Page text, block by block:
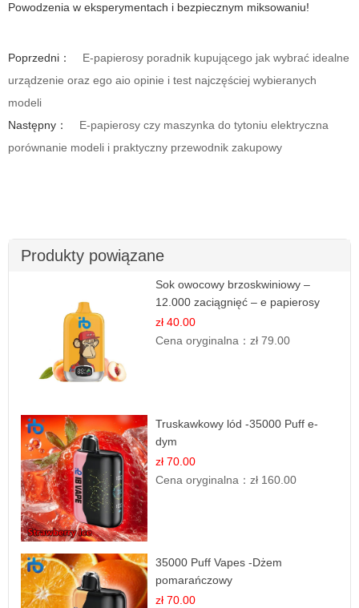
Powodzenia w eksperymentach i bezpiecznym miksowaniu!
Poprzedni：
E-papierosy poradnik kupującego jak wybrać idealne
urządzenie oraz ego aio opinie i test najczęściej wybieranych
modeli
Następny：
E-papierosy czy maszynka do tytoniu elektryczna
porównanie modeli i praktyczny przewodnik zakupowy
Produkty powiązane
Sok owocowy brzoskwiniowy –
12.000 zaciągnięć – e papierosy
jednorazowe
zł 40.00
Cena oryginalna：zł 79.00
Truskawkowy lód -35000 Puff e-
dym
zł 70.00
Cena oryginalna：zł 160.00
35000 Puff Vapes -Dżem
pomarańczowy
zł 70.00